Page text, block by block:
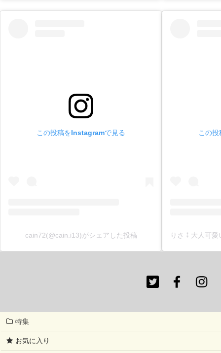
この投稿をInstagramで見る
cain72(@cain.i13)がシェアした投稿
この
特集
お気に入り